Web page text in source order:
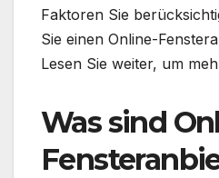
Faktoren Sie
Sie einen Online-
Lesen Sie weiter, um
Was sind